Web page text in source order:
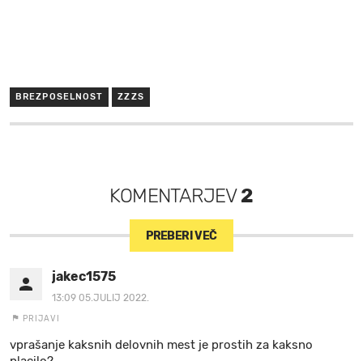
BREZPOSELNOST ZZZS
KOMENTARJEV2
PREBERI VEČ
jakec1575
13:09 05.JULIJ 2022.
PRIJAVI
vprašanje kaksnih delovnih mest je prostih za kaksno